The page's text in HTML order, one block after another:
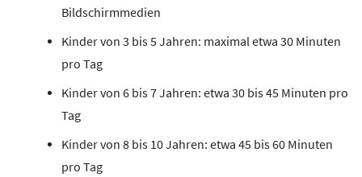
Bildschirmmedien
Kinder von 3 bis 5 Jahren: maximal etwa 30 Minuten
pro Tag
Kinder von 6 bis 7 Jahren: etwa 30 bis 45 Minuten pro
Tag
Kinder von 8 bis 10 Jahren: etwa 45 bis 60 Minuten
pro Tag